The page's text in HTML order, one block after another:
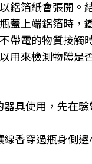
鋁箔紙會張開。
蓋上端鋁箔時，
帶電的物質接觸
用來檢測物體是
器具使用，先在
線香穿過瓶身側